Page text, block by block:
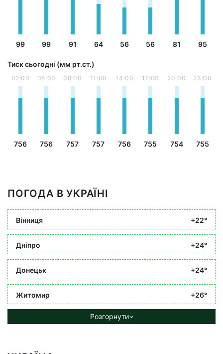
99 99 91 64 56 56 81 95
Тиск сьогодні (мм рт.ст.)
02:00
756
05:00
756
08:00
757
11:00
757
14:00
756
17:00
755
20:00
754
23:00
755
ПОГОДА В УКРАЇНІ
Вінниця +22°
Дніпро +24°
Донецьк +24°
Житомир +26°
Розгорнути